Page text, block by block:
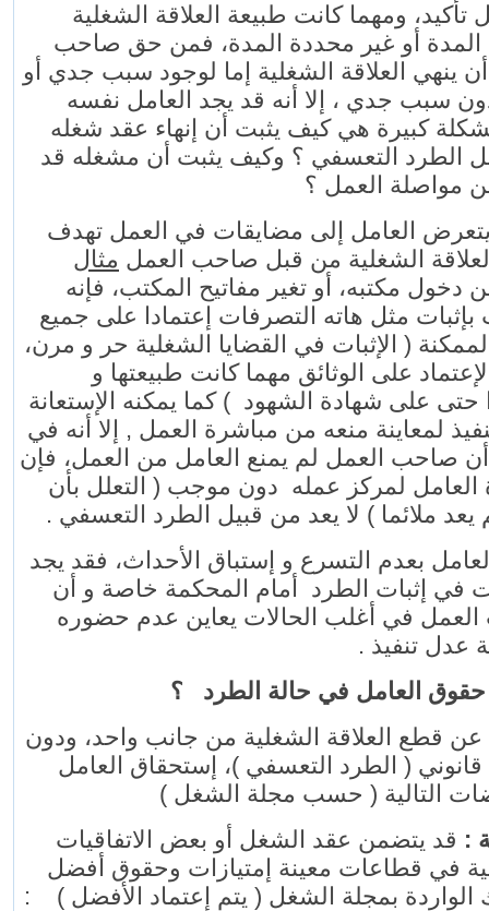
تأكيد، ومهما كانت طبيعة العلاقة الشغلية
أو غير محددة المدة، فمن حق صاحب
ينهي العلاقة الشغلية إما لوجود سبب جدي أو
سبب جدي ، إلا أنه قد يجد العامل نفسه
كبيرة هي كيف يثبت أن إنهاء عقد شغله
الطرد التعسفي ؟ وكيف يثبت أن مشغله قد
مواصلة العمل ؟
العامل إلى مضايقات في العمل تهدف
العلاقة الشغلية من قبل صاحب العمل مثال
دخول مكتبه، أو تغير مفاتيح المكتب، فإنه
مثل هاته التصرفات إعتمادا على جميع
الممكنة ( الإثبات في القضايا الشغلية حر و مرن،
على الوثائق مهما كانت طبيعتها و
حتى على شهادة الشهود ) كما يمكنه الإستعانة
لمعاينة منعه من مباشرة العمل , إلا أنه في
صاحب العمل لم يمنع العامل من العمل، فإن
العامل لمركز عمله دون موجب ( التعلل بأن
يعد ملائما ) لا يعد من قبيل الطرد التعسفي .
بعدم التسرع و إستباق الأحداث، فقد يجد
في إثبات الطرد أمام المحكمة خاصة و أن
في أغلب الحالات يعاين عدم حضوره
عدل تنفيذ .
العامل في حالة الطرد ؟
قطع العلاقة الشغلية من جانب واحد، ودون
( الطرد التعسفي )، إستحقاق العامل
التالية ( حسب مجلة الشغل )
: قد يتضمن عقد الشغل أو بعض الاتفاقيات
في قطاعات معينة إمتيازات وحقوق أفضل
الواردة بمجلة الشغل ( يتم إعتماد الأفضل ) :